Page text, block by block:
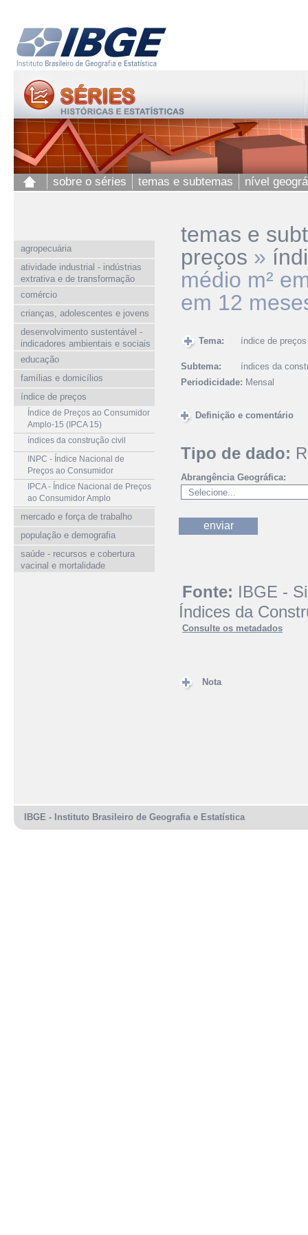
sobre o séries temas e subtemas nível
agropecuária
atividade industrial - indústrias
extrativa e de transformação
comércio
crianças, adolescentes e jovens
desenvolvimento sustentável -
indicadores ambientais e sociais
educação
famílias e domicílios
índice de preços
Índice de Preços ao Consumidor
Amplo-15 (IPCA 15)
índices da construção civil
INPC - Índice Nacional de
Preços ao Consumidor
IPCA - Índice Nacional de Preços
ao Consumidor Amplo
mercado e força de trabalho
população e demografia
saúde - recursos e cobertura
vacinal e mortalidade
temas e
preços »
médio m²
em 12
Tema: índice de preços
Subtema:
índices da
Periodicidade: Mensal
Definição e comentário
Tipo de dado:
Abrangência Geográfica:
Fonte: IBGE -
Índices da
Consulte os metadados
Nota
IBGE - Instituto Brasileiro de Geografia e Estatística